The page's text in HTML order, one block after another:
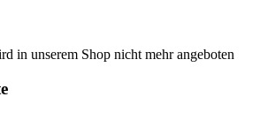
in unserem Shop nicht mehr angeboten